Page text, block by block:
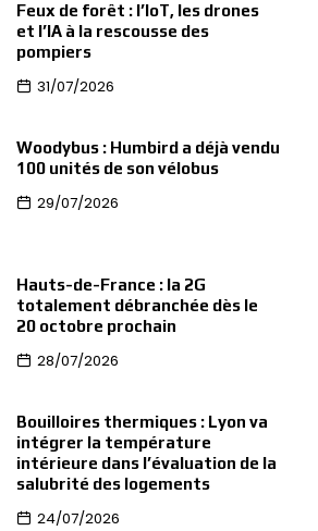
Feux de forêt : l’IoT, les drones
et l’IA à la rescousse des
pompiers
31/07/2026
Woodybus : Humbird a déjà vendu
100 unités de son vélobus
29/07/2026
Hauts-de-France : la 2G
totalement débranchée dès le
20 octobre prochain
28/07/2026
Bouilloires thermiques : Lyon va
intégrer la température
intérieure dans l’évaluation de la
salubrité des logements
24/07/2026